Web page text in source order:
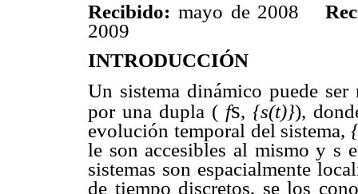
Recibido: mayo de 2008
2009
INTRODUCCIÓN
Un sistema dinámico puede ser
por una dupla ( fs, {s(t)}),
evolución temporal del sistema,
le son accesibles al mismo y s
sistemas son espacialmente
de tiempo discretos, se los